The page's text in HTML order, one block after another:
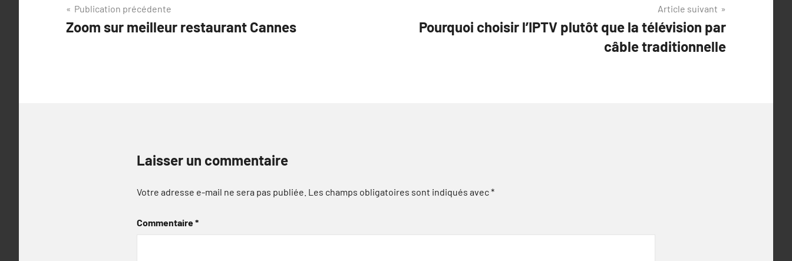
Navigation
de
Publication précédente
Zoom sur meilleur restaurant Cannes
Article suivant
Pourquoi choisir l’IPTV plutôt que la télévision par
câble traditionnelle
Laisser un commentaire
Votre adresse e-mail ne sera pas publiée. Les champs obligatoires sont indiqués avec*
Commentaire*